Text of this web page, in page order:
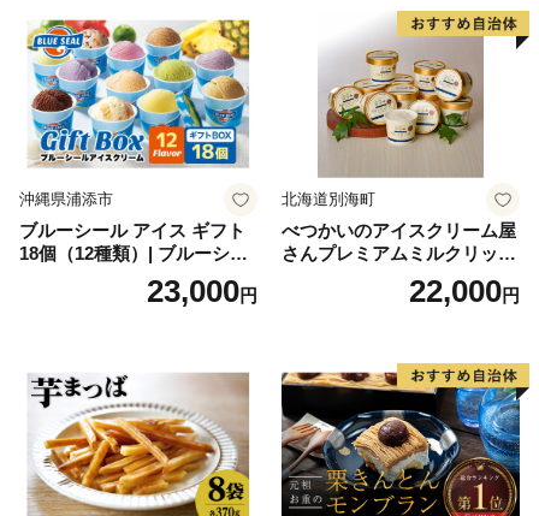
沖縄県浦添市
ブルーシール アイス ギフト
18個（12種類）| ブルーシー
ルアイス ブルーシールアイ
スクリーム 着日指定可能 送
誕生日 カップ 詰め合わせ バ
ラエティ | バニラ チョコレー
ト ストロベリー ピスタチオ
バニラ＆クッキー ウベ 沖縄
紅イモ 塩ちんすこう 沖縄シ
ークヮーサー 沖縄黒糖 琉球
ロイヤルミルクティ 沖縄パ
23,000円
北海道別海町
べつかいのアイスクリーム屋
さんプレミアムミルクリッチ
12個（AP-01）（ 北海道アイ
ス 北海道産アイス アイス ア
道産アイス 道産アイスクリ
ーム ギフト 詰合せ 詰め合わ
せ ふるさと納税 ）
22,000円